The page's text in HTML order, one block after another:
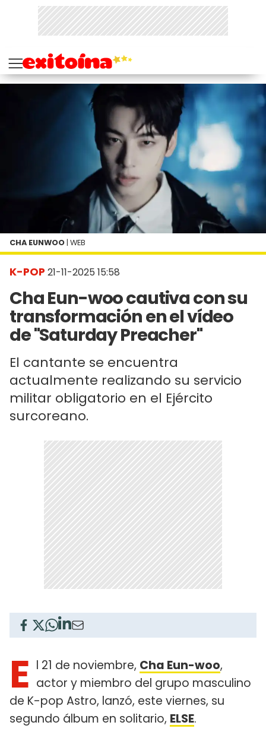
K-POP 21-11-2025 15:58
Cha Eun-woo cautiva con su
transformación en el vídeo
de "Saturday Preacher"
El cantante se encuentra
actualmente realizando su servicio
militar obligatorio en el Ejército
surcoreano.
CHA EUNWOO | WEB
E l 21 de noviembre, Cha Eun-woo,
actor y miembro del grupo masculino
de K-pop Astro, lanzó, este viernes, su
segundo álbum en solitario, ELSE.